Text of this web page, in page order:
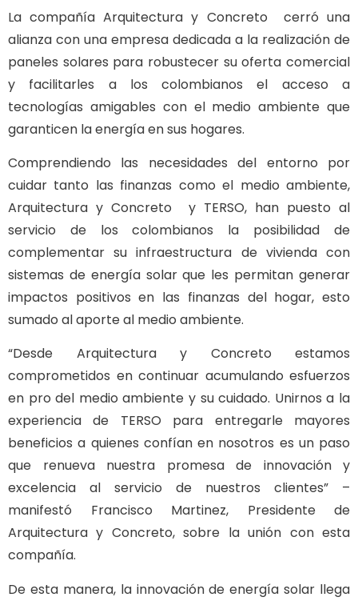
La compañía Arquitectura y Concreto cerró una
alianza con una empresa dedicada a la realización de
paneles solares para robustecer su oferta comercial
y facilitarles a los colombianos el acceso a
tecnologías amigables con el medio ambiente que
garanticen la energía en sus hogares.
Comprendiendo las necesidades del entorno por
cuidar tanto las finanzas como el medio ambiente,
Arquitectura y Concreto y TERSO, han puesto al
servicio de los colombianos la posibilidad de
complementar su infraestructura de vivienda con
sistemas de energía solar que les permitan generar
impactos positivos en las finanzas del hogar, esto
sumado al aporte al medio ambiente.
“Desde Arquitectura y Concreto estamos
comprometidos en continuar acumulando esfuerzos
en pro del medio ambiente y su cuidado. Unirnos a la
experiencia de TERSO para entregarle mayores
beneficios a quienes confían en nosotros es un paso
que renueva nuestra promesa de innovación y
excelencia al servicio de nuestros clientes” –
manifestó Francisco Martinez, Presidente de
Arquitectura y Concreto, sobre la unión con esta
compañía.
De esta manera, la innovación de energía solar llega